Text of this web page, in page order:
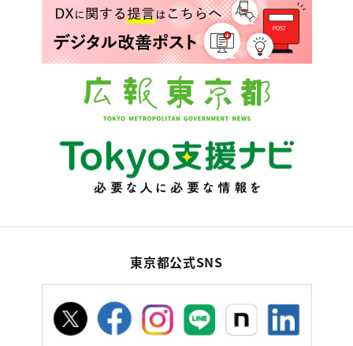
東京都公式SNS